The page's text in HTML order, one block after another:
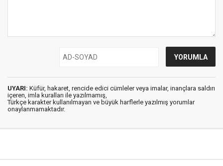
UYARI: Küfür, hakaret, rencide edici cümleler veya imalar, inançlara saldırı
içeren, imla kuralları ile yazılmamış,
Türkçe karakter kullanılmayan ve büyük harflerle yazılmış yorumlar
onaylanmamaktadır.